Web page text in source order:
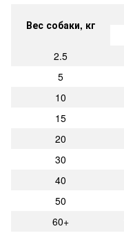
Вес собаки, кг
2.5
5
10
15
20
30
40
50
60+